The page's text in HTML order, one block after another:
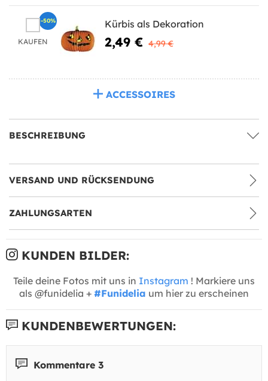
KAUFEN
Kürbis als Dekoration
2,49 € 4,99 €
-50%
ACCESSOIRES
BESCHREIBUNG
VERSAND UND RÜCKSENDUNG
ZAHLUNGSARTEN
KUNDEN BILDER:
Teile deine Fotos mit uns in Instagram ! Markiere uns
als @funidelia + #Funidelia um hier zu erscheinen
KUNDENBEWERTUNGEN:
Kommentare 3